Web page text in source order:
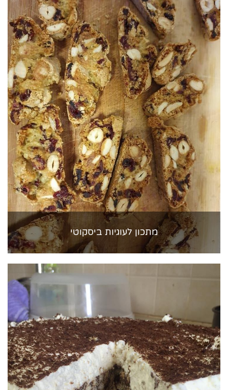
מתכון לעוגיות ביסקוטי